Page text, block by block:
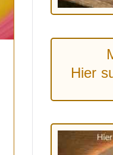
Hier